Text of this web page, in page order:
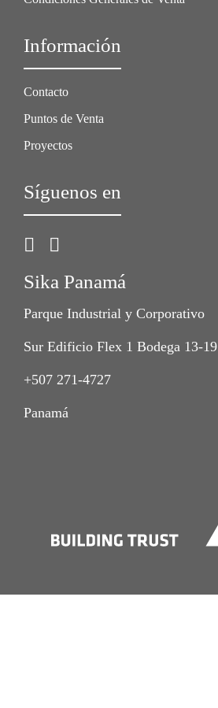
Información
Contacto
Puntos de Venta
Proyectos
Síguenos en
Sika Panamá
Parque Industrial y Corporativo
Sur Edificio Flex 1 Bodega 13-19
+507 271-4727
Panamá